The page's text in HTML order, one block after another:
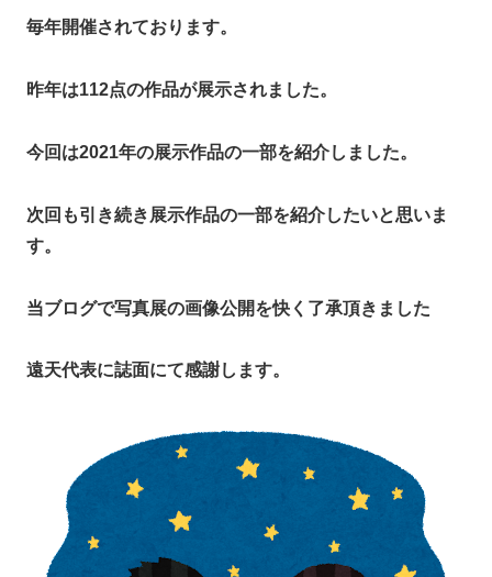
毎年開催されております。
昨年は112点の作品が展示されました。
今回は2021年の展示作品の一部を紹介しました。
次回も引き続き展示作品の一部を紹介したいと思いま
す。
当ブログで写真展の画像公開を快く了承頂きました
遠天代表に誌面にて感謝します。